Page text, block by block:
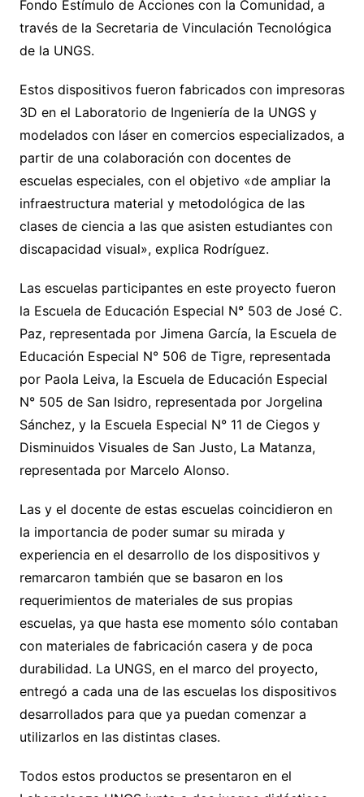
Fondo Estímulo de Acciones con la Comunidad, a
través de la Secretaria de Vinculación Tecnológica
de la UNGS.
Estos dispositivos fueron fabricados con impresoras
3D en el Laboratorio de Ingeniería de la UNGS y
modelados con láser en comercios especializados, a
partir de una colaboración con docentes de
escuelas especiales, con el objetivo «de ampliar la
infraestructura material y metodológica de las
clases de ciencia a las que asisten estudiantes con
discapacidad visual», explica Rodríguez.
Las escuelas participantes en este proyecto fueron
la Escuela de Educación Especial N° 503 de José C.
Paz, representada por Jimena García, la Escuela de
Educación Especial N° 506 de Tigre, representada
por Paola Leiva, la Escuela de Educación Especial
N° 505 de San Isidro, representada por Jorgelina
Sánchez, y la Escuela Especial N° 11 de Ciegos y
Disminuidos Visuales de San Justo, La Matanza,
representada por Marcelo Alonso.
Las y el docente de estas escuelas coincidieron en
la importancia de poder sumar su mirada y
experiencia en el desarrollo de los dispositivos y
remarcaron también que se basaron en los
requerimientos de materiales de sus propias
escuelas, ya que hasta ese momento sólo contaban
con materiales de fabricación casera y de poca
durabilidad. La UNGS, en el marco del proyecto,
entregó a cada una de las escuelas los dispositivos
desarrollados para que ya puedan comenzar a
utilizarlos en las distintas clases.
Todos estos productos se presentaron en el